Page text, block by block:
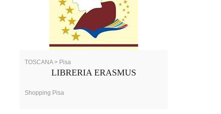
TOSCANA > Pisa
LIBRERIA ERASMUS
Shopping Pisa